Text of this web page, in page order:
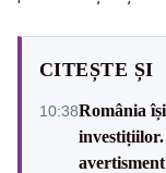
CITEȘTE ȘI
10:38România